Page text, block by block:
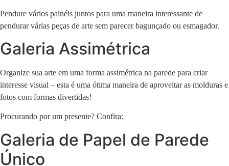
Pendure vários painéis juntos para uma maneira interessante de
pendurar várias peças de arte sem parecer bagunçado ou esmagador.
Galeria Assimétrica
Organize sua arte em uma forma assimétrica na parede para criar
interesse visual – esta é uma ótima maneira de aproveitar as molduras e
fotos com formas divertidas!
Procurando por um presente? Confira:
Galeria de Papel de Parede
Único